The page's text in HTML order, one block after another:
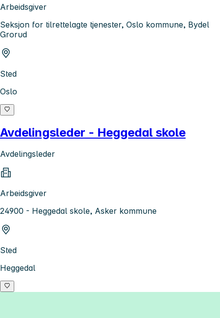
Arbeidsgiver
Seksjon for tilrettelagte tjenester, Oslo kommune, Bydel
Grorud
Sted
Oslo
Avdelingsleder - Heggedal skole
Avdelingsleder
Arbeidsgiver
24900 - Heggedal skole, Asker kommune
Sted
Heggedal